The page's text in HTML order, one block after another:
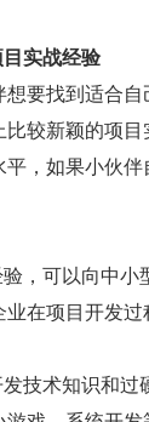
实战经验
要找到适合
较新颖的项
，如果小伙伴
，可以向中
在项目开发
技术知识和